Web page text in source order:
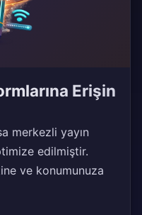
Erişin
merkezli yayın
edilmiştir.
ve konumunuza